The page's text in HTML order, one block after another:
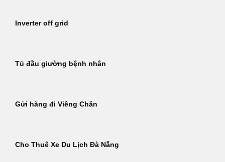
Inverter off grid
Tủ đầu giường bệnh nhân
Gửi hàng đi Viêng Chăn
Cho Thuê Xe Du Lịch Đà Nẵng